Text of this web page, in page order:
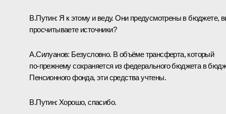
В.Путин: Я к этому и веду. Они предусмотрены в бюджете,
просчитываете источники?
А.Силуанов: Безусловно. В объёме трансферта, который
по‑прежнему сохраняется из федерального бюджета в
Пенсионного фонда, эти средства учтены.
В.Путин: Хорошо, спасибо.